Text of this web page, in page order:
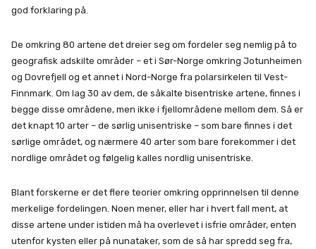
god forklaring på.
De omkring 80 artene det dreier seg om fordeler seg nemlig på to
geografisk adskilte områder – et i Sør-Norge omkring Jotunheimen
og Dovrefjell og et annet i Nord-Norge fra polarsirkelen til Vest-
Finnmark. Om lag 30 av dem, de såkalte bisentriske artene, finnes i
begge disse områdene, men ikke i fjellområdene mellom dem. Så er
det knapt 10 arter – de sørlig unisentriske – som bare finnes i det
sørlige området, og nærmere 40 arter som bare forekommer i det
nordlige området og følgelig kalles nordlig unisentriske.
Blant forskerne er det flere teorier omkring opprinnelsen til denne
merkelige fordelingen. Noen mener, eller har i hvert fall ment, at
disse artene under istiden må ha overlevet i isfrie områder, enten
utenfor kysten eller på nunataker, som de så har spredd seg fra,